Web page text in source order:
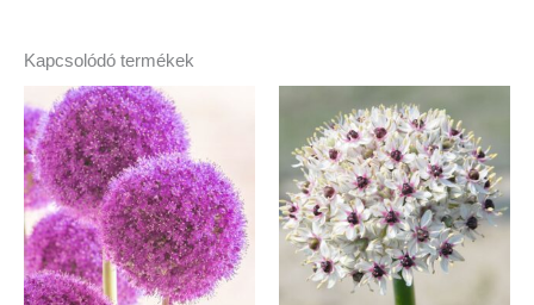
Kapcsolódó termékek